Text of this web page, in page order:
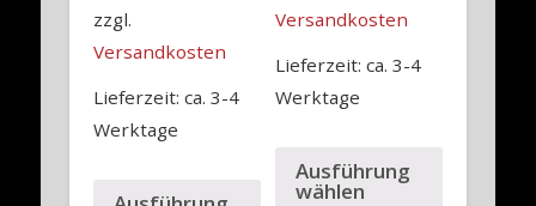
zzgl.
Versandkosten
Lieferzeit: ca. 3-4
Werktage
Versandkosten
Lieferzeit: ca. 3-4
Werktage
Ausführung
wählen